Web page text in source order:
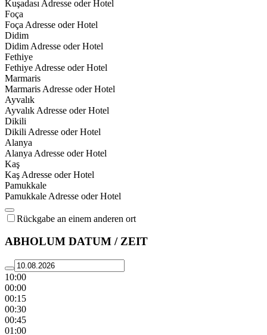
Kuşadası Adresse oder Hotel
Foça
Foça Adresse oder Hotel
Didim
Didim Adresse oder Hotel
Fethiye
Fethiye Adresse oder Hotel
Marmaris
Marmaris Adresse oder Hotel
Ayvalık
Ayvalık Adresse oder Hotel
Dikili
Dikili Adresse oder Hotel
Alanya
Alanya Adresse oder Hotel
Kaş
Kaş Adresse oder Hotel
Pamukkale
Pamukkale Adresse oder Hotel
Rückgabe an einem anderen ort
ABHOLUM DATUM / ZEIT
10:00
00:00
00:15
00:30
00:45
01:00